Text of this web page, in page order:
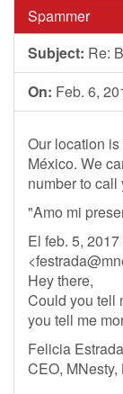
Spammer
Subject: Re:
On: Feb. 6,
Our location
México. We
number to call
"Amo mi
El feb. 5,
<
Hey there,
Could you tell
you tell me
Felicia Estrada
CEO, MNesty,